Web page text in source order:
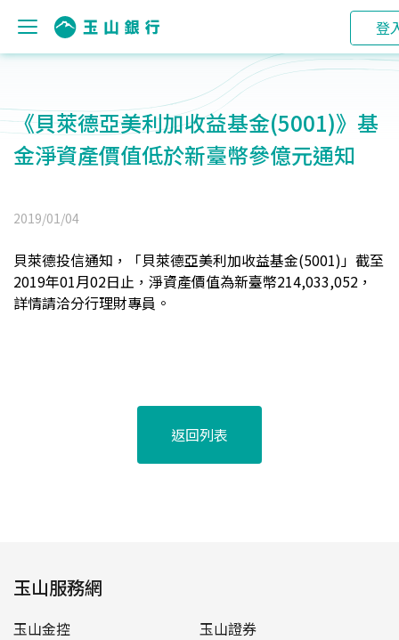
登
《貝萊德亞美利加收益基金(5001)》基
金淨資產價值低於新臺幣參億元通知
2019/01/04
貝萊德投信通知，「貝萊德亞美利加收益基金(5001)」截至
2019年01月02日止，淨資產價值為新臺幣214,033,052，
詳情請洽分行理財專員。
返回列表
玉山服務網
玉山金控
玉山證券